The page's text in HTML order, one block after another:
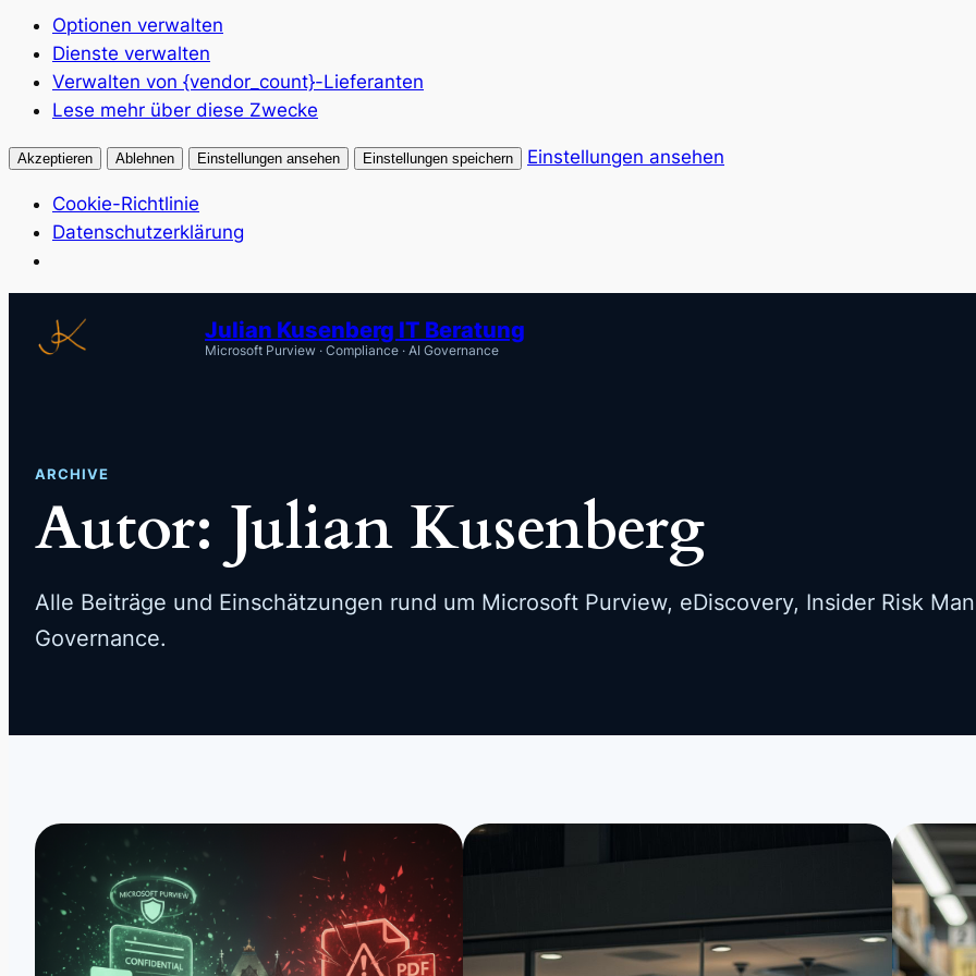
Optionen verwalten
Dienste verwalten
Verwalten von {vendor_count}-Lieferanten
Lese mehr über diese Zwecke
Akzeptieren Ablehnen Einstellungen ansehen Einstellungen speichern Einstellungen ansehen
Cookie-Richtlinie
Datenschutzerklärung
Inhalt
springen
Julian Kusenberg IT Beratung
Microsoft Purview · Compliance · AI Governance
ARCHIVE
Autor: Julian Kusenberg
Alle Beiträge und Einschätzungen rund um Microsoft Purview, eDiscovery, Insider Risk
Governance.